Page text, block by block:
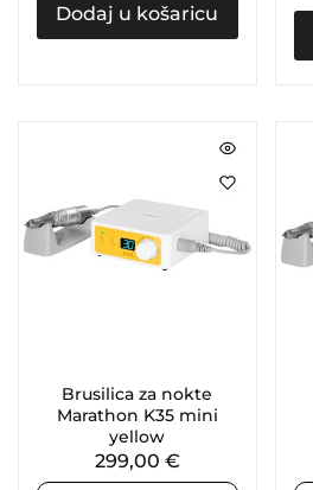
Dodaj u košaricu
Brusilica za nokte
Marathon K35 mini
yellow
299,00 €